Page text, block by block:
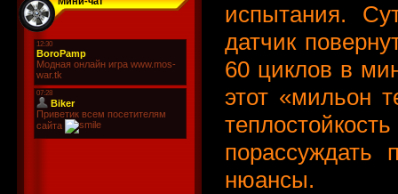
испытания.
датчик
60 циклов в
этот «мильон
порассуждать
нюансы.